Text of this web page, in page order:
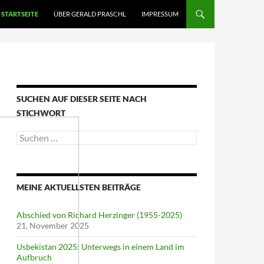
STARTSEITE ÜBER GERALD PRASCHL IMPRESSUM
SUCHEN AUF DIESER SEITE NACH
STICHWORT
Suche
nach:
MEINE AKTUELLSTEN BEITRÄGE
Abschied von Richard Herzinger (1955-2025)
21. November 2025
Usbekistan 2025: Unterwegs in einem Land im
Aufbruch